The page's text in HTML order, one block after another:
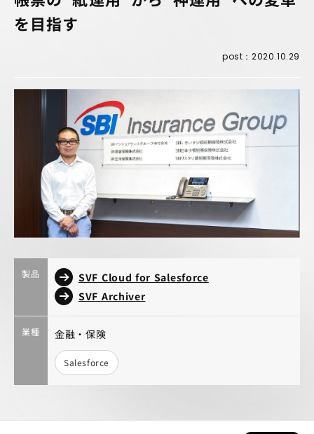
を目指す
post：2020.10.29
製品
SVF Cloud for Salesforce
SVF Archiver
業種 金融・保険
Salesforce